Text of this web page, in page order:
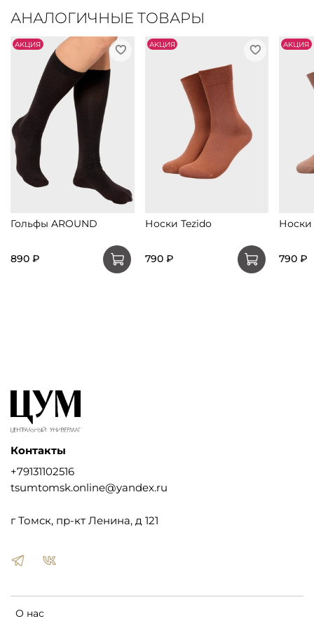
АНАЛОГИЧНЫЕ ТОВАРЫ
АKЦИЯ
Гольфы AROUND
890 ₽
АKЦИЯ
Носки Tezido
790 ₽
АKЦИЯ
Носки
790 ₽
О нас
Контакты
+79131102516
tsumtomsk.online@yandex.ru
г Томск, пр-кт Ленина, д 121